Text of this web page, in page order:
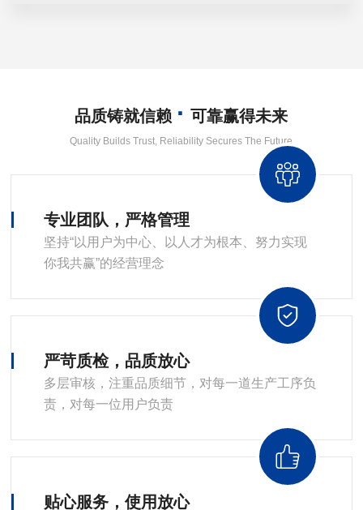
品质铸就信赖 · 可靠赢得未来
Quality Builds Trust, Reliability Secures The Future
专业团队，严格管理
坚持“以用户为中心、以人才为根本、努力实现
你我共赢”的经营理念
严苛质检，品质放心
多层审核，注重品质细节，对每一道生产工序负
责，对每一位用户负责
贴心服务，使用放心